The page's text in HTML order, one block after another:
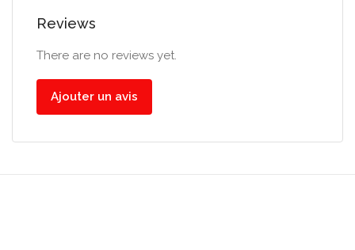
Reviews
There are no reviews yet.
Ajouter un avis